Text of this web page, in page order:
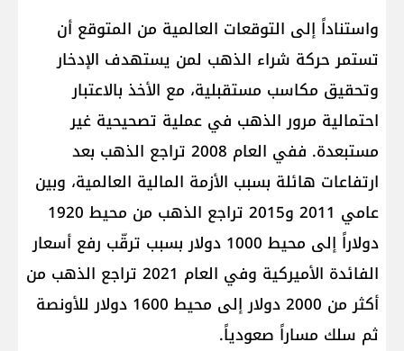
واستناداً إلى التوقعات العالمية من المتوقع أن
تستمر حركة شراء الذهب لمن يستهدف الإدخار
وتحقيق مكاسب مستقبلية، مع الأخذ بالاعتبار
احتمالية مرور الذهب في عملية تصحيحية غير
مستبعدة. ففي العام 2008 تراجع الذهب بعد
ارتفاعات هائلة بسبب الأزمة المالية العالمية، وبين
عامي 2011 و2015 تراجع الذهب من محيط 1920
دولاراً إلى محيط 1000 دولار بسبب ترقّب رفع أسعار
الفائدة الأميركية وفي العام 2021 تراجع الذهب من
أكثر من 2000 دولار إلى محيط 1600 دولار للأونصة
ثم سلك مساراً صعودياً.